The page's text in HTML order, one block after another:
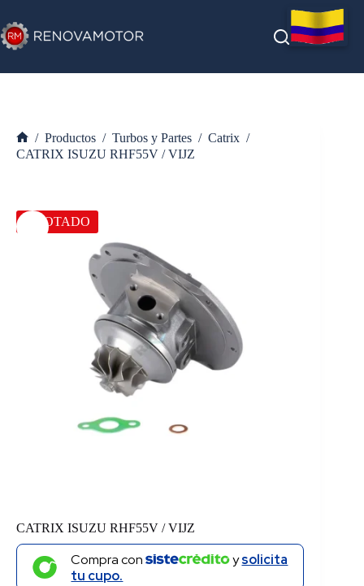
al
contenido
Inicio
/ Productos / Turbos y Partes / Catrix /
CATRIX ISUZU RHF55V / VIJZ
AGOTADO
CATRIX ISUZU RHF55V / VIJZ
Compra con ysolicita
tu cupo.